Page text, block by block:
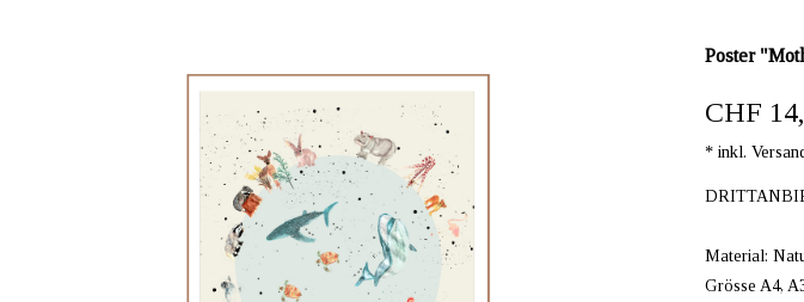
Poster
CHF
* inkl.
Material:
Grösse A4,